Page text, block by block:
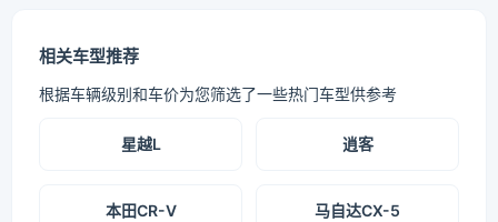
相关车型推荐
根据车辆级别和车价为您筛选了一些热门车型供参考
星越L 逍客
本田CR-V 马自达CX-5